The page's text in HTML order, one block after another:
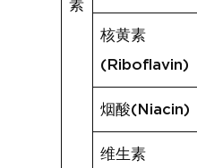
素
核黄素
(Riboflavin)
烟酸(Niacin)
维生素